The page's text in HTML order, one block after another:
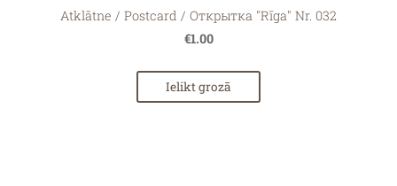
Atklātne / Postcard / Открытка "Rīga" Nr. 032
€1.00
Ielikt grozā